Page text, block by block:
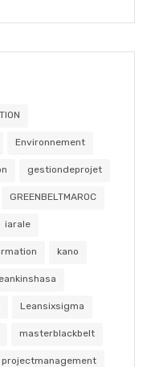
Environnement
gestiondeprojet
GREENBELTMAROC
iarale
kano
Leansixsigma
masterblackbelt
projectmanagement